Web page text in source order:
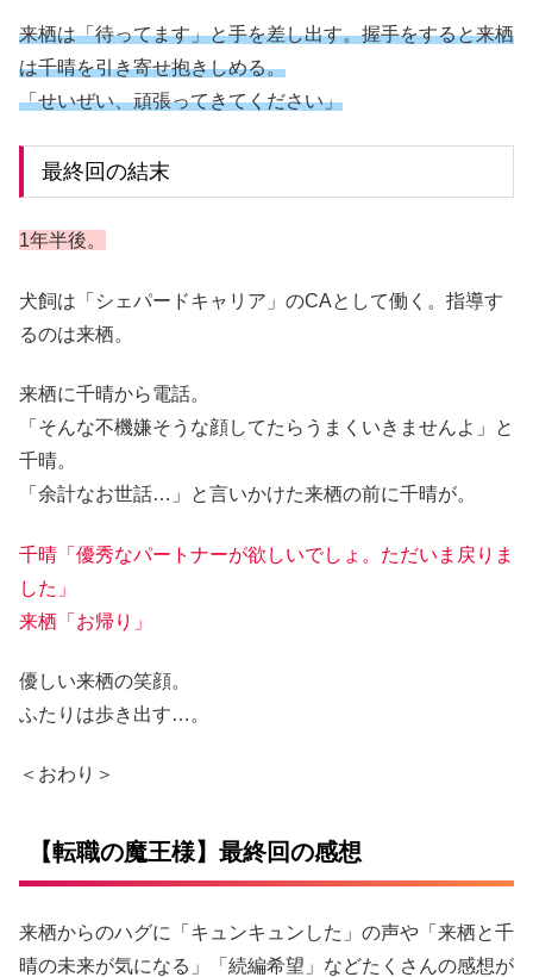
来栖は「待ってます」と手を差し出す。握手をすると来栖
は千晴を引き寄せ抱きしめる。
「せいぜい、頑張ってきてください」
最終回の結末
1年半後。
犬飼は「シェパードキャリア」のCAとして働く。指導す
るのは来栖。
来栖に千晴から電話。
「そんな不機嫌そうな顔してたらうまくいきませんよ」と
千晴。
「余計なお世話…」と言いかけた来栖の前に千晴が。
千晴「優秀なパートナーが欲しいでしょ。ただいま戻りま
した」
来栖「お帰り」
優しい来栖の笑顔。
ふたりは歩き出す…。
＜おわり＞
【転職の魔王様】最終回の感想
来栖からのハグに「キュンキュンした」の声や「来栖と千
晴の未来が気になる」「続編希望」などたくさんの感想が